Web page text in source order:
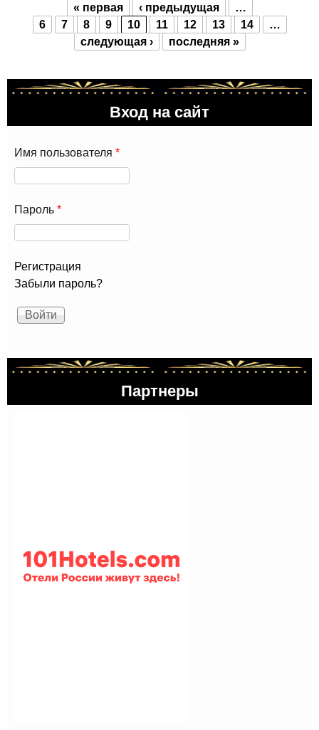
Страницы
« первая ‹ предыдущая
…
6
7 8 9 10 11 12 13 14
…
следующая ›
последняя »
Вход на сайт
Имя пользователя *
Пароль *
Регистрация
Забыли пароль?
Партнеры